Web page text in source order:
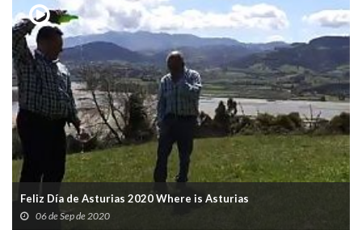
Feliz Día de Asturias 2020 Where is Asturias
06 de Sep de 2020